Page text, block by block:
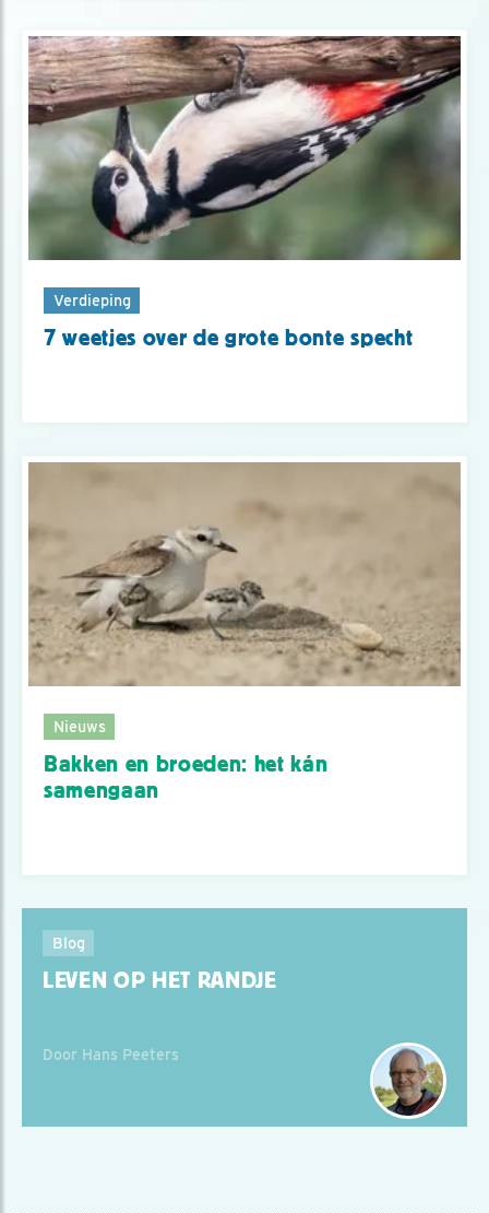
Verdieping
7 weetjes over de grote bonte specht
Nieuws
Bakken en broeden: het kán
samengaan
Blog
LEVEN OP HET RANDJE
Door Hans Peeters